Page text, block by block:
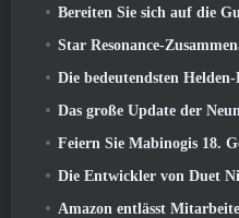
Bereiten Sie sich auf die
Star Resonance-
Die bedeutendsten
Das große Update der Neunten Welle von War Thunder
Feiern Sie Mabinogis 18. Geburtstag
Die Entwickler von Duet Night Abyss geben nach dem Spiel-
Amazon entlässt